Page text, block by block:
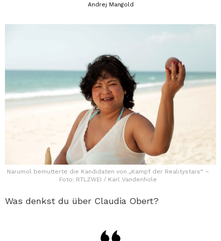
Andrej Mangold
Narumol bemutterte die Kandidaten von „Kampf der Realitystars“ –
Foto: RTLZWEI / Karl Vandenhole
Was denkst du über Claudia Obert?